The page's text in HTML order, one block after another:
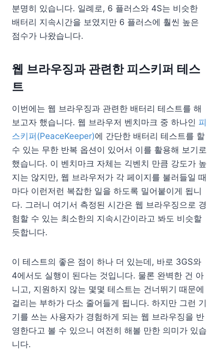
분명히 있습니다. 일례로, 6 플러스와 4S는 비슷한
배터리 지속시간을 보였지만 6 플러스에 훨씬 높은
점수가 나왔습니다.
웹 브라우징과 관련한 피스키퍼 테스
트
이번에는 웹 브라우징과 관련한 배터리 테스트를 해
보고자 했습니다. 웹 브라우저 벤치마크 중 하나인 피
스키퍼(PeaceKeeper)에 간단한 배터리 테스트를 할
수 있는 무한 반복 옵션이 있어서 이를 활용해 보기로
했습니다. 이 벤치마크 자체는 긱벤치 만큼 강도가 높
지는 않지만, 웹 브라우저가 각 페이지를 불러들일 때
마다 이런저런 복잡한 일을 하도록 밀어붙이게 됩니
다. 그러니 여기서 측정된 시간은 웹 브라우징으로 경
험할 수 있는 최소한의 지속시간이라고 봐도 비슷할
듯합니다.
이 테스트의 좋은 점이 하나 더 있는데, 바로 3GS와
4에서도 실행이 된다는 것입니다. 물론 완벽한 건 아
니고, 지원하지 않는 몇몇 테스트는 건너뛰기 때문에
걸리는 부하가 다소 줄어들게 됩니다. 하지만 그런 기
기를 쓰는 사용자가 경험하게 되는 웹 브라우징을 반
영한다고 볼 수 있으니 여전히 해볼 만한 의미가 있습
니다.